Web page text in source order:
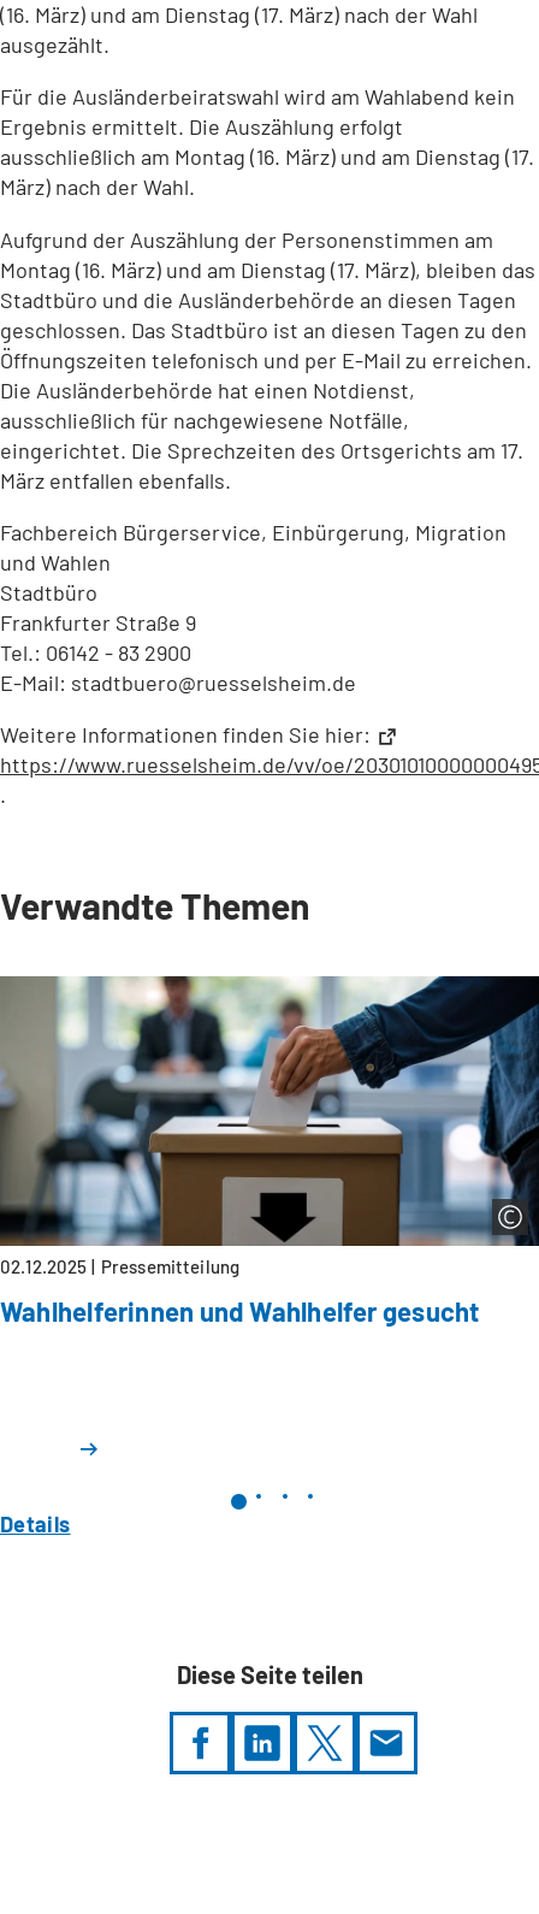
(16. März) und am Dienstag (17. März) nach der Wahl
ausgezählt.
Für die Ausländerbeiratswahl wird am Wahlabend kein
Ergebnis ermittelt. Die Auszählung erfolgt
ausschließlich am Montag (16. März) und am Dienstag (17.
März) nach der Wahl.
Aufgrund der Auszählung der Personenstimmen am
Montag (16. März) und am Dienstag (17. März), bleiben das
Stadtbüro und die Ausländerbehörde an diesen Tagen
geschlossen. Das Stadtbüro ist an diesen Tagen zu den
Öffnungszeiten telefonisch und per E-Mail zu erreichen.
Die Ausländerbehörde hat einen Notdienst,
ausschließlich für nachgewiesene Notfälle,
eingerichtet. Die Sprechzeiten des Ortsgerichts am 17.
März entfallen ebenfalls.
Fachbereich Bürgerservice, Einbürgerung, Migration
und Wahlen
Stadtbüro
Frankfurter Straße 9
Tel.: 06142 - 83 2900
E-Mail: stadtbuero ruesselsheim de
Weitere Informationen finden Sie hier:
https://www.ruesselsheim.de/vv/oe/
(Öffnet
Tab)
.
Verwandte Themen
02.12.2025 Pressemitteilung
Wahlhelferinnen und Wahlhelfer gesucht
Details
Diese Seite teilen